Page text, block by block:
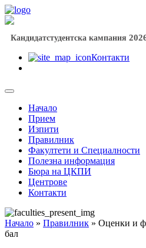
Кандидатстудентска кампания
Контакти
Начало
Прием
Изпити
Правилник
Факултети и Специалности
Полезна информация
Бюра на ЦКПИ
Центрове
Контакти
Начало » Правилник » Оценки и
бал